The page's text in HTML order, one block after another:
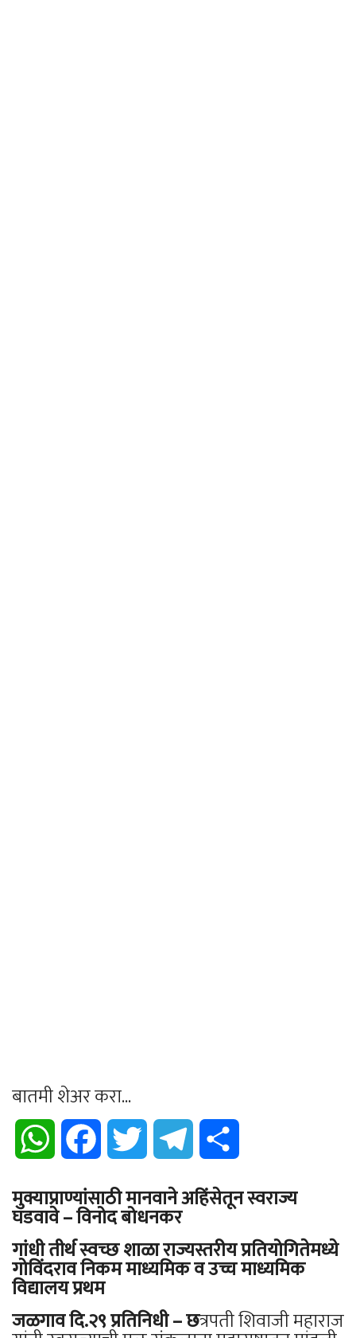
बातमी शेअर करा...
WhatsApp Facebook Twitter Telegram
मुक्याप्राण्यांसाठी मानवाने अहिंसेतून स्वराज्य
घडवावे – विनोद बोधनकर
गांधी तीर्थ स्वच्छ शाळा राज्यस्तरीय प्रतियोगितेमध्ये
गोविंदराव निकम माध्यमिक व उच्च माध्यमिक
विद्यालय प्रथम
जळगाव दि.२९ प्रतिनिधी – छत्रपती शिवाजी महाराज